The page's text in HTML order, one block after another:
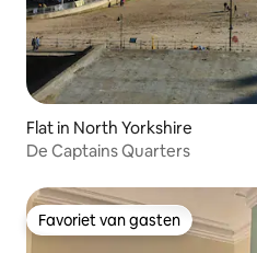
Flat in North Yorkshire
De Captains Quarters
Favoriet van gasten
Favoriet van gasten